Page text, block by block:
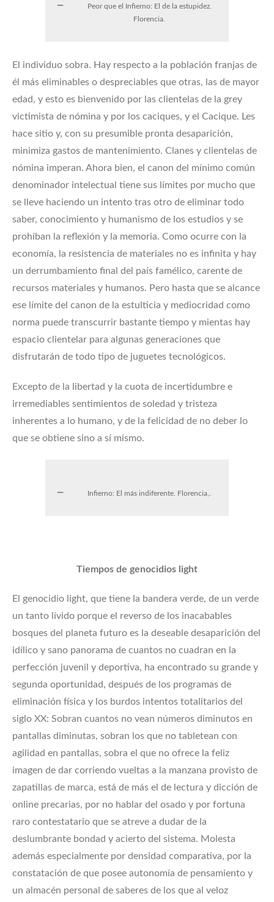
Peor que el Infierno: El de la estupidez.
Florencia.
El individuo sobra. Hay respecto a la población franjas de
él más eliminables o despreciables que otras, las de mayor
edad, y esto es bienvenido por las clientelas de la grey
victimista de nómina y por los caciques, y el Cacique. Les
hace sitio y, con su presumible pronta desaparición,
minimiza gastos de mantenimiento. Clanes y clientelas de
nómina imperan. Ahora bien, el canon del mínimo común
denominador intelectual tiene sus límites por mucho que
se lleve haciendo un intento tras otro de eliminar todo
saber, conocimiento y humanismo de los estudios y se
prohíban la reflexión y la memoria. Como ocurre con la
economía, la resistencia de materiales no es infinita y hay
un derrumbamiento final del país famélico, carente de
recursos materiales y humanos. Pero hasta que se alcance
ese límite del canon de la estulticia y mediocridad como
norma puede transcurrir bastante tiempo y mientas hay
espacio clientelar para algunas generaciones que
disfrutarán de todo tipo de juguetes tecnológicos.
Excepto de la libertad y la cuota de incertidumbre e
irremediables sentimientos de soledad y tristeza
inherentes a lo humano, y de la felicidad de no deber lo
que se obtiene sino a sí mismo.
Infierno: El más indiferente. Florencia,.
Tiempos de genocidios light
El genocidio light, que tiene la bandera verde, de un verde
un tanto lívido porque el reverso de los inacabables
bosques del planeta futuro es la deseable desaparición del
idílico y sano panorama de cuantos no cuadran en la
perfección juvenil y deportiva, ha encontrado su grande y
segunda oportunidad, después de los programas de
eliminación física y los burdos intentos totalitarios del
siglo XX: Sobran cuantos no vean números diminutos en
pantallas diminutas, sobran los que no tabletean con
agilidad en pantallas, sobra el que no ofrece la feliz
imagen de dar corriendo vueltas a la manzana provisto de
zapatillas de marca, está de más el de lectura y dicción de
online precarias, por no hablar del osado y por fortuna
raro contestatario que se atreve a dudar de la
deslumbrante bondad y acierto del sistema. Molesta
además especialmente por densidad comparativa, por la
constatación de que posee autonomía de pensamiento y
un almacén personal de saberes de los que al veloz